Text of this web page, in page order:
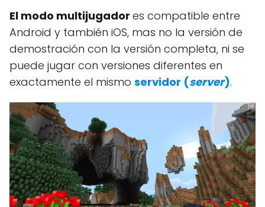
El modo multijugador es compatible entre
Android y también iOS, mas no la versión de
demostración con la versión completa, ni se
puede jugar con versiones diferentes en
exactamente el mismo servidor (server).